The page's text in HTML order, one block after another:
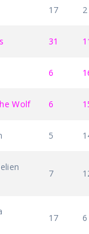
17 2
31
6
Wolf 6
5
7
17 6